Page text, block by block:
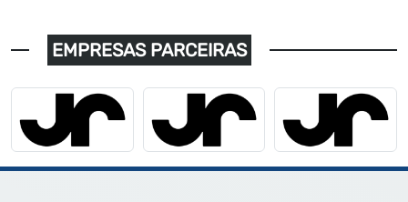
EMPRESAS PARCEIRAS